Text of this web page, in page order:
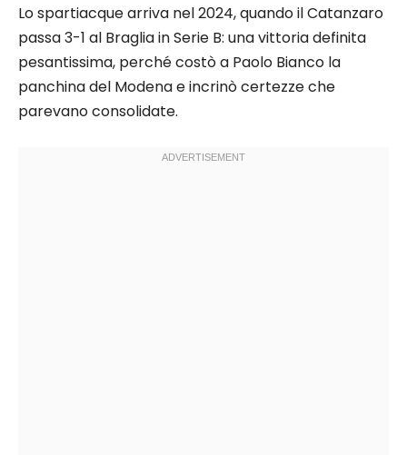
Lo spartiacque arriva nel 2024, quando il Catanzaro
passa 3-1 al Braglia in Serie B: una vittoria definita
pesantissima, perché costò a Paolo Bianco la
panchina del Modena e incrinò certezze che
parevano consolidate.